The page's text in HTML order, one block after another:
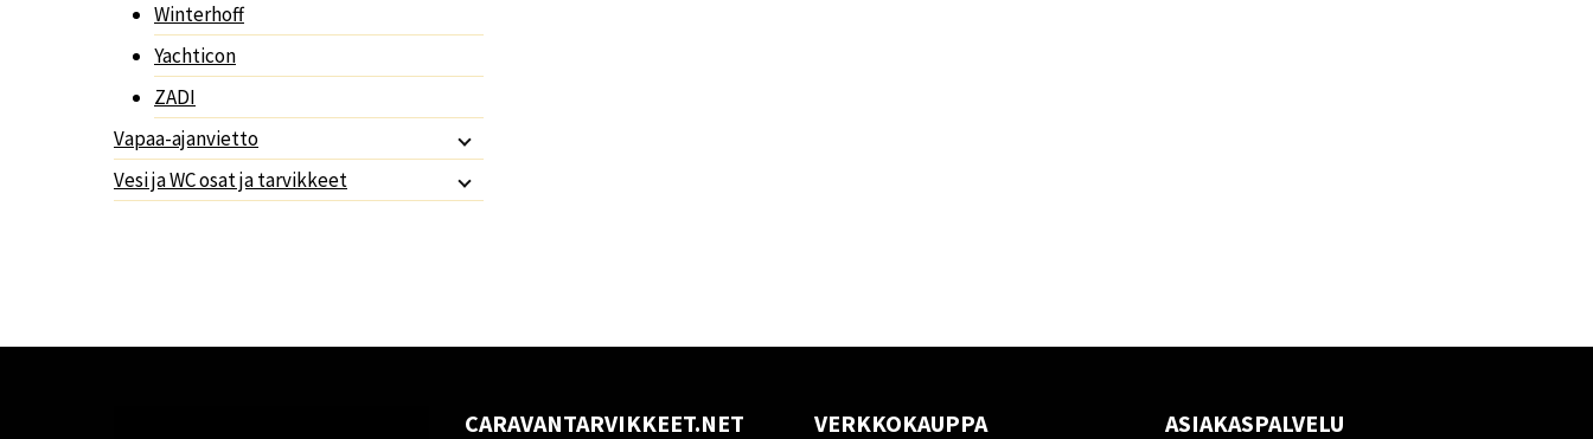
Winterhoff
Yachticon
ZADI
Vapaa-ajanvietto
Vesi ja WC osat ja tarvikkeet
CARAVANTARVIKKEET.NET VERKKOKAUPPA ASIAKASPALVELU